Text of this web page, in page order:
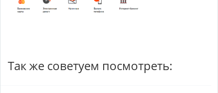
Так же советуем посмотреть: